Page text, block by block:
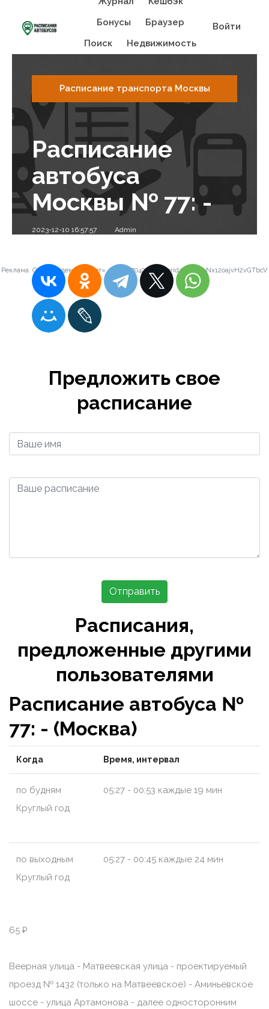
Бонусы
Браузер
Поиск
Недвижимость
Войти
Расписание транспорта Москвы
Расписание
автобуса
Москвы № 77: -
2023-12-10 16:57:57 Admin
Реклама. ООО «Яндекс Маркет», ИНН 9704254424, erid: 5jtCeReNx12oajvH2vGTbcV
Предложить свое
расписание
Отправить
Расписания,
предложенные другими
пользователями
Расписание автобуса №
77: - (Москва)
Когда Время, интервал
по будням
Круглый год
05:27 - 00:53 каждые 19 мин
по выходным
Круглый год
05:27 - 00:45 каждые 24 мин
65 ₽
Веерная улица - Матвеевская улица - проектируемый
проезд № 1432 (только на Матвеевское) - Аминьевское
шоссе - улица Артамонова - далее односторонним